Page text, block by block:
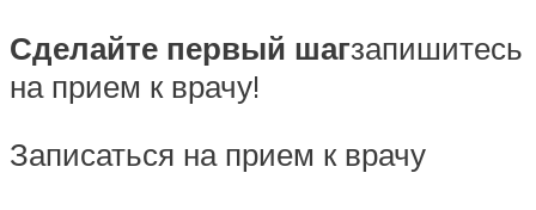
Сделайте первый шагзапишитесь
на прием к врачу!
Записаться на прием к врачу